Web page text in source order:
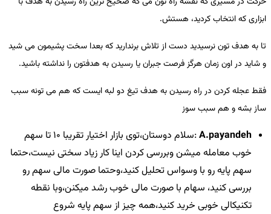
ابزاری که انتخاب کردید، هستش.
تا به هدف تون نرسیدید دست از تلاش برندارید که بعدا سخت پشیمون می شید
و شاید در اون زمان هرگز فرصت جبران یا رسیدن به هدفتون را نداشته باشید.
فقط عجله کردن در راه رسیدن به هدف تیغ دو لبه ایست که هم می تونه سبب
ساز بشه و هم سبب سوز
A.payandeh
:سلام دوستان،توی بازار اختیار تقریبا 10 تا سهم
خوب معامله میشن وبررسی کردن اینا کار زیاد سختی نیست،حتما
سهم پایه رو با وسواس تحلیل کنید،وحتما صورت مالی سهم رو
بررسی کنید، سهام با صورت مالی خوب رشد میکنن،وبا نقطه
تکنیکالی خوبی خرید کنید،همه چیز از سهم پایه شروع